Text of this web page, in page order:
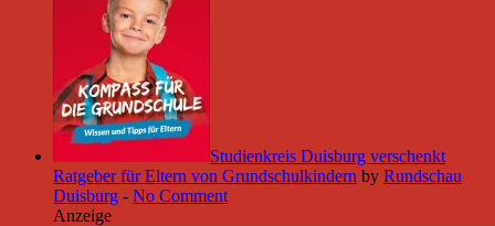
Studienkreis Duisburg verschenkt
Ratgeber für Eltern von Grundschulkindern by Rundschau
Duisburg - No Comment
Anzeige